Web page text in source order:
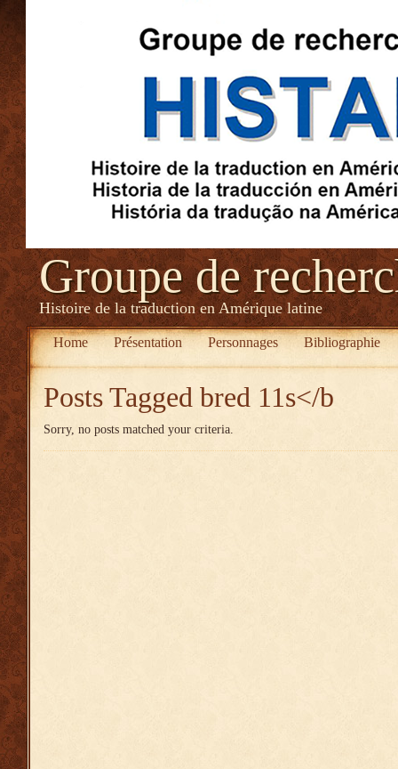
Groupe de
Histoire de la traduction en Amérique latine
Home Présentation Personnages Bibliographie
Posts Tagged bred 11s</b
Sorry, no posts matched your criteria.